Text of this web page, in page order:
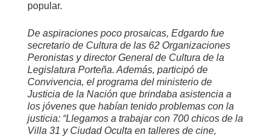
popular.
De aspiraciones poco prosaicas, Edgardo fue
secretario de Cultura de las 62 Organizaciones
Peronistas y director General de Cultura de la
Legislatura Porteña. Además, participó de
Convivencia, el programa del ministerio de
Justicia de la Nación que brindaba asistencia a
los jóvenes que habían tenido problemas con la
justicia: “Llegamos a trabajar con 700 chicos de la
Villa 31 y Ciudad Oculta en talleres de cine,